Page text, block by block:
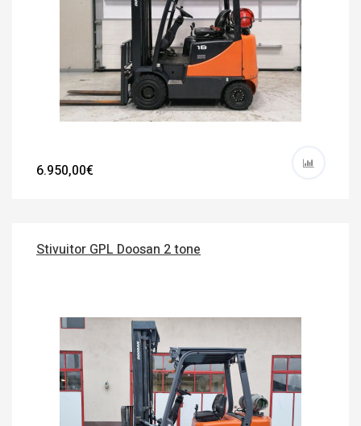
6.950,00€
Stivuitor GPL Doosan 2 tone